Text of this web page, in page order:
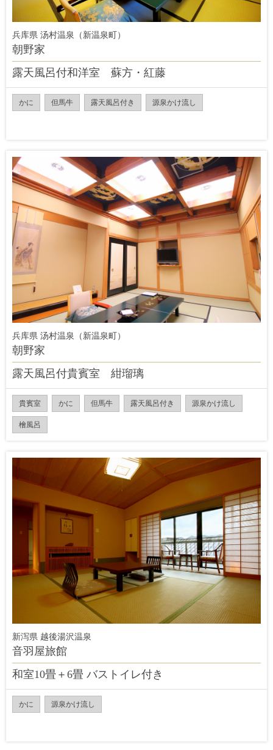
兵库県 汤村温泉（新温泉町）
朝野家
露天風呂付和洋室 蘇方・紅藤
かに 但馬牛 露天風呂付き 源泉かけ流し
兵库県 汤村温泉（新温泉町）
朝野家
露天風呂付貴賓室 紺瑠璃
貴賓室 かに 但馬牛 露天風呂付き 源泉かけ流し
檜風呂
新泻県 越後湯沢温泉
音羽屋旅館
和室10畳＋6畳 バストイレ付き
かに 源泉かけ流し